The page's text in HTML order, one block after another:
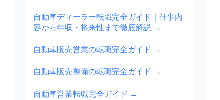
自動車ディーラー転職完全ガイド｜仕事内
容から年収・将来性まで徹底解説 →
自動車販売営業の転職完全ガイド →
自動車販売整備の転職完全ガイド →
自動車営業転職完全ガイド →